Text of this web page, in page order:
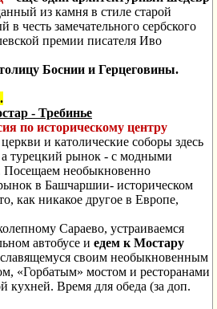
из камня в стиле старой
честь замечательного сербского
премии писателя Иво
Боснии и Герцеговины.
- Требинье
по историческому центру
и католические соборы здесь
а турецкий рынок - с модными
Посещаем необыкновенно
в Башчаршии- историческом
как никакое другое в Европе,
Сараево, устраиваемся
автобусе и едем к Мостару
своим необыкновенным
«Горбатым» мостом и ресторанами
кухней. Время для обеда (за доп.